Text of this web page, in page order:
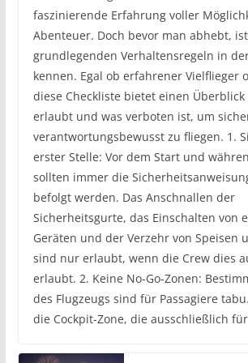
faszinierende Erfahrung voller
Abenteuer. Doch bevor man abhebt,
grundlegenden Verhaltensregeln in
kennen. Egal ob erfahrener Vielflieger
diese Checkliste bietet einen Überblick
erlaubt und was verboten ist, um
verantwortungsbewusst zu fliegen. 1.
erster Stelle: Vor dem Start und
sollten immer die
befolgt werden. Das Anschnallen der
Sicherheitsgurte, das Einschalten von
Geräten und der Verzehr von Speisen
sind nur erlaubt, wenn die Crew dies
erlaubt. 2. Keine No-Go-Zonen:
des Flugzeugs sind für Passagiere
die Cockpit-Zone, die ausschließlich für